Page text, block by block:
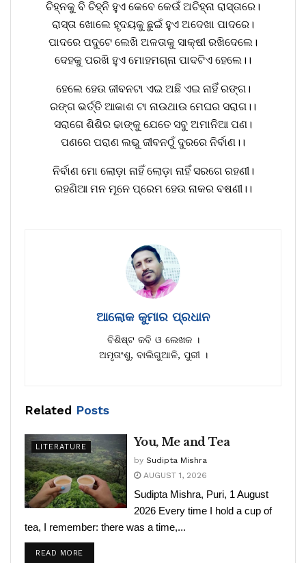
ଚିହ୍ନକୁ ବି ଚିହ୍ନି ହୁଏ କେବେ କେଉଁ ଅଚିହ୍ନା ରାସ୍ତାରେ।
ରାସ୍ତା ଖୋଲେ ହୃଦୟକୁ ଛୁଇଁ ହୁଏ ଅଦେଖା ପାଦରେ।
ପାଦରେ ପଦୁଟେ ଲେଖି ଅଳତାକୁ ସାକ୍ଷୀ ରଖିଦେଲେ।
ଦେହକୁ ପରଖି ହୁଏ ମୋହମଗ୍ନା ପାଦଟିଏ ହେଲେ।।
ହେଲେ ହେଉ ଜୀବନଟା ଏଇ ଅଛି ଏଇ ନାହିଁ ରଙ୍ଗ।
ରଙ୍ଗ ଭର୍ତ୍ତି ଆକାଶ ଟା ନାଉଥାଉ ମେଘର ସରାଗ।।
ସରାଗେ ଶିଶିର ଢାଙ୍କୁ ଯେତେ ସବୁ ଅମାନିଆ ପଣ।
ପଣରେ ପରାଣ ଲଭୁ ଜୀବନଠୁଁ ଦୁରରେ ନିର୍ବାଣ।।
ନିର୍ବାଣ ମୋ ଲୋଡ଼ା ନାହିଁ ଲୋଡ଼ା ନାହିଁ ସରଗେ ରହଣୀ।
ରହଣିଆ ମନ ମୂନେ ପ୍ରେମ ହେଉ ନାକର ବଷଣୀ।।
ଆଲୋକ କୁମାର ପ୍ରଧାନ
ବିଶିଷ୍ଟ କବି ଓ ଲେଖକ ।
ଅମୃତାଂଶୁ, ବାଲିଗୁଆଳି, ପୁରୀ ।
Related Posts
LITERATURE You, Me and Tea
by Sudipta Mishra
AUGUST 1, 2026
Sudipta Mishra, Puri, 1 August
2026 Every time I hold a cup of
tea, I remember: there was a time,...
READ MORE